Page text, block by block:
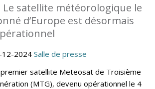
Le satellite météorologique le
d’Europe est désormais
12-2024 Salle de presse
satellite Meteosat de Troisième
(MTG), devenu opérationnel le 4